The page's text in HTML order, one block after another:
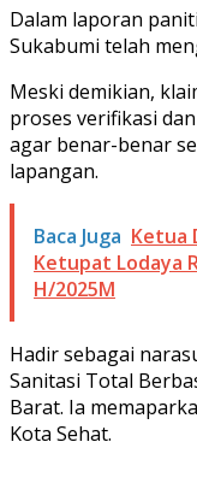
Dalam laporan
Sukabumi telah
Meski demikian,
proses verifikasi
agar benar-benar
lapangan.
Baca Juga Ketua
Ketupat Lodaya
H/2025M
Hadir sebagai
Sanitasi Total
Barat. Ia
Kota Sehat.